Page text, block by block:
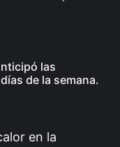
las
de la semana.
en la